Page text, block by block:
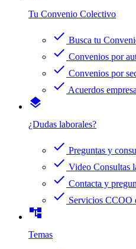
Tu Convenio Colectivo
check Busca tu
check Convenios por
check Convenios por
check Acuerdos
layers
¿Dudas laborales?
check Preguntas y
check Video Consultas
check Contacta y
check Servicios CCOO
account_tree
Temas